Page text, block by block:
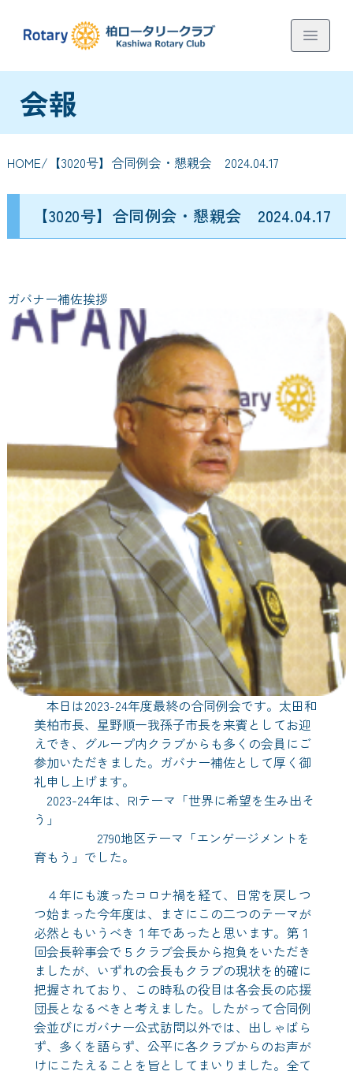
会報
HOME/【3020号】合同例会・懇親会 2024.04.17
【3020号】合同例会・懇親会 2024.04.17
ガバナー補佐挨拶
本日は2023-24年度最終の合同例会です。太田和
美柏市長、星野順一我孫子市長を来賓としてお迎
えでき、グループ内クラブからも多くの会員にご
参加いただきました。ガバナー補佐として厚く御
礼申し上げます。
2023-24年は、RIテーマ「世界に希望を生み出そ
う」
2790地区テーマ「エンゲージメントを
育もう」でした。
４年にも渡ったコロナ禍を経て、日常を戻しつ
つ始まった今年度は、まさにこの二つのテーマが
必然ともいうべき１年であったと思います。第１
回会長幹事会で５クラブ会長から抱負をいただき
ましたが、いずれの会長もクラブの現状を的確に
把握されており、この時私の役目は各会長の応援
団長となるべきと考えました。したがって合同例
会並びにガバナー公式訪問以外では、出しゃばら
ず、多くを語らず、公平に各クラブからのお声が
けにこたえることを旨としてまいりました。全て